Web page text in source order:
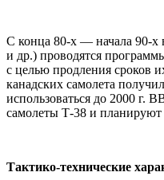
С конца 80-х — начала 90-х
и др.) проводятся
с целью продления сроков
канадских самолета
использоваться до 2000
самолеты Т-38 и планируют
Тактико-технические